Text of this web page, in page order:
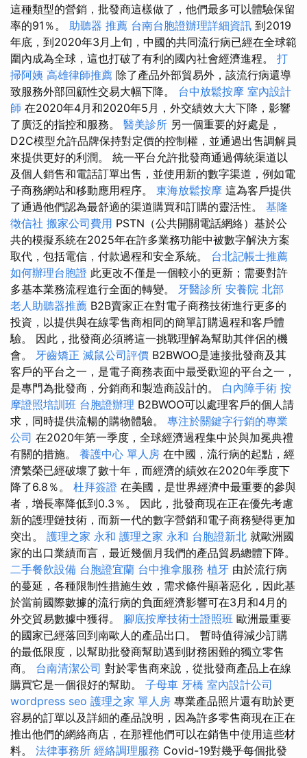
這種類型的營銷，批發商這樣做了，他們最多可以體驗保留
率的91％。 助聽器 推薦 台南台胞證辦理詳細資訊 到2019
年底，到2020年3月上旬，中國的共同流行病已經在全球範
圍內成為全球，這也打破了有利的國內社會經濟進程。 打
掃阿姨 高雄律師推薦 除了產品外部貿易外，該流行病還導
致服務外部回顧性交易大幅下降。 台中放鬆按摩 室內設計
師 在2020年4月和2020年5月，外交績效大大下降，影響
了廣泛的指控和服務。 醫美診所 另一個重要的好處是，
D2C模型允許品牌保持對定價的控制權，並通過出售調解員
來提供更好的利潤。 統一平台允許批發商通過傳統渠道以
及個人銷售和電話訂單出售，並使用新的數字渠道，例如電
子商務網站和移動應用程序。 東海放鬆按摩 這為客戶提供
了通過他們認為最舒適的渠道購買和訂購的靈活性。 基隆
徵信社 搬家公司費用 PSTN（公共開關電話網絡）基於公
共的模擬系統在2025年在許多業務功能中被數字解決方案
取代，包括電信，付款過程和安全系統。 台北記帳士推薦
如何辦理台胞證 此更改不僅是一個較小的更新；需要對許
多基本業務流程進行全面的轉變。 牙醫診所 安養院 北部
老人助聽器推薦 B2B賣家正在對電子商務技術進行更多的
投資，以提供與在線零售商相同的簡單訂購過程和客戶體
驗。 因此，批發商必須將這一挑戰理解為幫助其伴侶的機
會。 牙齒矯正 滅鼠公司評價 B2BWOO是連接批發商及其
客戶的平台之一，是電子商務表面中最受歡迎的平台之一，
是專門為批發商，分銷商和製造商設計的。 白內障手術 按
摩證照培訓班 台胞證辦理 B2BWOO可以處理客戶的個人請
求，同時提供流暢的購物體驗。 專注於關鍵字行銷的專業
公司 在2020年第一季度，全球經濟過程集中於與加冕典禮
有關的措施。 養護中心 單人房 在中國，流行病的起點，經
濟繁榮已經破壞了數十年，而經濟的績效在2020年季度下
降了6.8％。 杜拜簽證 在美國，是世界經濟中最重要的參與
者，增長率降低到0.3％。 因此，批發商現在正在優先考慮
新的護理鏈技術，而新一代的數字營銷和電子商務變得更加
突出。 護理之家 永和 護理之家 永和 台胞證新北 就歐洲國
家的出口業績而言，最近幾個月我們的產品貿易總體下降。
二手餐飲設備 台胞證宜蘭 台中推拿服務 植牙 由於流行病
的蔓延，各種限制性措施生效，需求條件顯著惡化，因此基
於當前國際數據的流行病的負面經濟影響可在3月和4月的
外交貿易數據中獲得。 腳底按摩技術士證照班 歐洲最重要
的國家已經落回到南歐人的產品出口。 暫時值得減少訂購
的最低限度，以幫助批發商幫助遇到財務困難的獨立零售
商。 台南清潔公司 對於零售商來說，從批發商產品上在線
購買它是一個很好的幫助。 子母車 牙橋 室內設計公司
wordpress seo 護理之家 單人房 專業產品照片還有助於更
容易的訂單以及詳細的產品說明，因為許多零售商現在正在
推出他們的網絡商店，在那裡他們可以在銷售中使用這些材
料。 法律事務所 經絡調理服務 Covid-19對幾乎每個批發